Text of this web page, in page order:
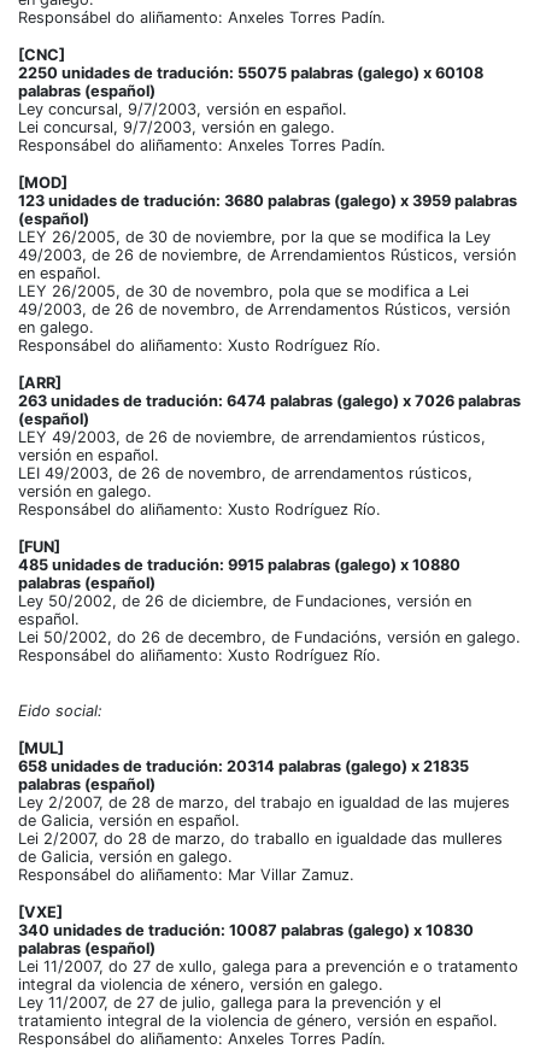
Responsábel do aliñamento: Anxeles Torres Padín.
[CNC]
2250 unidades de tradución: 55075 palabras (galego) x 60108
palabras (español)
Ley concursal, 9/7/2003, versión en español.
Lei concursal, 9/7/2003, versión en galego.
Responsábel do aliñamento: Anxeles Torres Padín.
[MOD]
123 unidades de tradución: 3680 palabras (galego) x 3959 palabras
(español)
LEY 26/2005, de 30 de noviembre, por la que se modifica la Ley
49/2003, de 26 de noviembre, de Arrendamientos Rústicos, versión
en español.
LEY 26/2005, de 30 de novembro, pola que se modifica a Lei
49/2003, de 26 de novembro, de Arrendamentos Rústicos, versión
en galego.
Responsábel do aliñamento: Xusto Rodríguez Río.
[ARR]
263 unidades de tradución: 6474 palabras (galego) x 7026 palabras
(español)
LEY 49/2003, de 26 de noviembre, de arrendamientos rústicos,
versión en español.
LEI 49/2003, de 26 de novembro, de arrendamentos rústicos,
versión en galego.
Responsábel do aliñamento: Xusto Rodríguez Río.
[FUN]
485 unidades de tradución: 9915 palabras (galego) x 10880
palabras (español)
Ley 50/2002, de 26 de diciembre, de Fundaciones, versión en
español.
Lei 50/2002, do 26 de decembro, de Fundacións, versión en galego.
Responsábel do aliñamento: Xusto Rodríguez Río.
Eido social:
[MUL]
658 unidades de tradución: 20314 palabras (galego) x 21835
palabras (español)
Ley 2/2007, de 28 de marzo, del trabajo en igualdad de las mujeres
de Galicia, versión en español.
Lei 2/2007, do 28 de marzo, do traballo en igualdade das mulleres
de Galicia, versión en galego.
Responsábel do aliñamento: Mar Villar Zamuz.
[VXE]
340 unidades de tradución: 10087 palabras (galego) x 10830
palabras (español)
Lei 11/2007, do 27 de xullo, galega para a prevención e o tratamento
integral da violencia de xénero, versión en galego.
Ley 11/2007, de 27 de julio, gallega para la prevención y el
tratamiento integral de la violencia de género, versión en español.
Responsábel do aliñamento: Anxeles Torres Padín.